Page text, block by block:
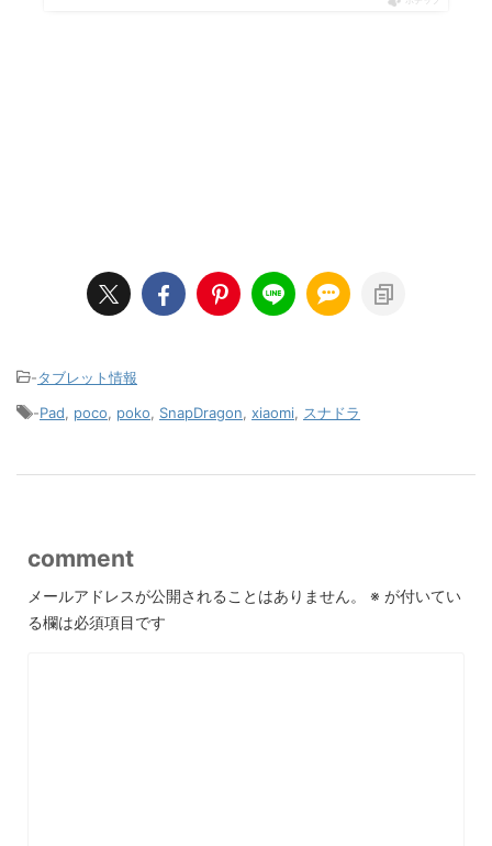
-タブレット情報
-Pad poco poko SnapDragon xiaomi スナドラ
comment
メールアドレスが公開されることはありません。 ※ が付いてい
る欄は必須項目です